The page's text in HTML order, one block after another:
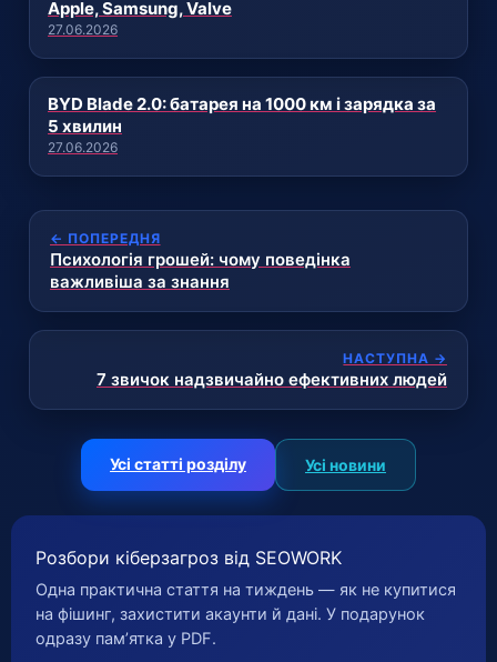
Apple, Samsung, Valve
27.06.2026
BYD Blade 2.0: батарея на 1000 км і зарядка за
5 хвилин
27.06.2026
← ПОПЕРЕДНЯ
Психологія грошей: чому поведінка
важливіша за знання
НАСТУПНА →
7 звичок надзвичайно ефективних людей
Усі статті розділу Усі новини
Розбори кіберзагроз від SEOWORK
Одна практична стаття на тиждень — як не купитися
на фішинг, захистити акаунти й дані. У подарунок
одразу памʼятка у PDF.